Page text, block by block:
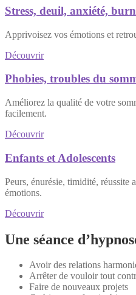
Stress, deuil, anxiété,
Apprivoisez vos émotions et
Découvrir
Phobies, troubles du
Améliorez la qualité de votre
facilement.
Découvrir
Enfants et Adolescents
Peurs, énurésie, timidité, réussite
émotions.
Découvrir
Une séance
Avoir des relations
Arrêter de vouloir tout
Faire de nouveaux projets